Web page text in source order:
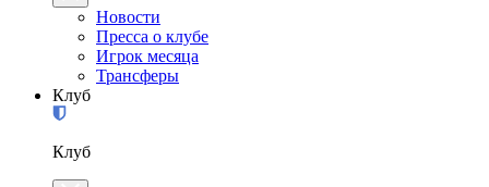
Новости
Пресса о клубе
Игрок месяца
Трансферы
Клуб
Клуб